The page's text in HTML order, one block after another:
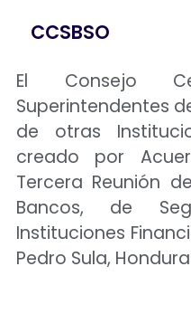
CCSBSO
El Consejo
Superintendentes
de otras
creado por
Tercera Reunión
Bancos, de
Instituciones
Pedro Sula,